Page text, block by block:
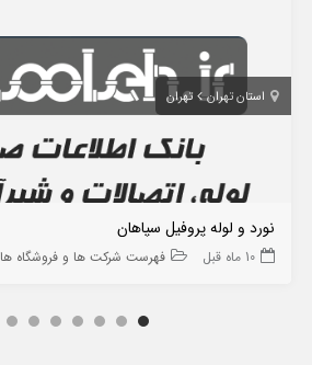
استان تهران تهران
نورد و لوله پروفیل سپاهان
10 ماه قبل فهرست شرکت ها و فروشگاه ها